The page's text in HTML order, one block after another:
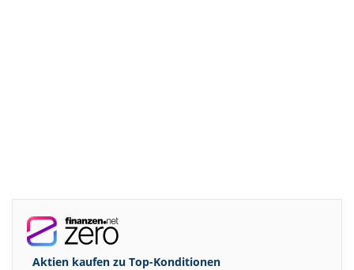
Aktien kaufen zu Top-Konditionen